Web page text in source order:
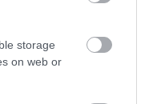
storage
on web or
262 ÚJ FAJT
MEG, ÉS A FÖLD